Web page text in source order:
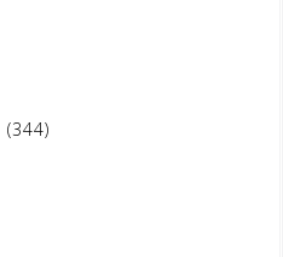
(344)